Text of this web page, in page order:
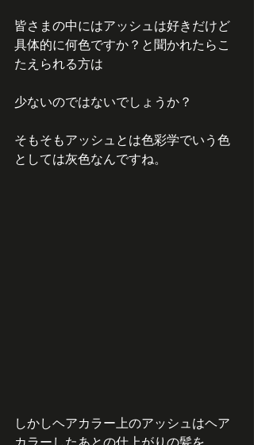
皆さまの中にはアッシュは好きだけど
具体的に何色ですか？と聞かれたらこ
たえられる方は
少ないのではないでしょうか？
そもそもアッシュとは色彩学でいう色
としては灰色なんですね。
しかしヘアカラー上のアッシュはヘア
カラーしたあとの仕上がりの髪を